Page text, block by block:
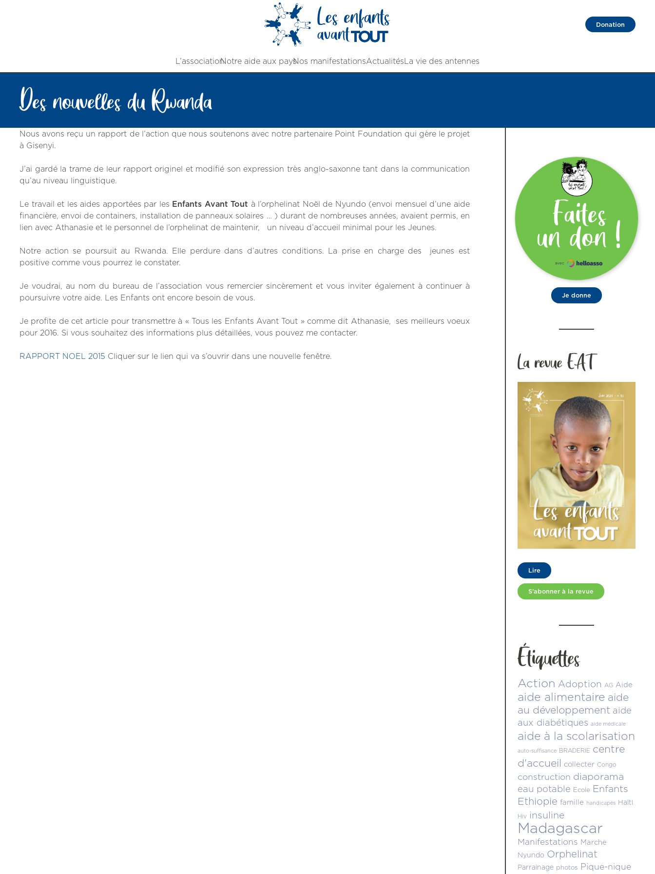
Donation
L’associationNotre aide aux paysNos manifestationsActualitésLa vie des antennes
Des nouvelles du Rwanda
Nous avons reçu un rapport de l’action que nous soutenons avec notre partenaire Point Foundation qui gère le projet
à Gisenyi.
J’ai gardé la trame de leur rapport originel et modifié son expression très anglo-saxonne tant dans la communication
qu’au niveau linguistique.
Le travail et les aides apportées par les Enfants Avant Tout à l’orphelinat Noël de Nyundo (envoi mensuel d’une aide
financière, envoi de containers, installation de panneaux solaires … ) durant de nombreuses années, avaient permis, en
lien avec Athanasie et le personnel de l’orphelinat de maintenir, un niveau d’accueil minimal pour les Jeunes.
Notre action se poursuit au Rwanda. Elle perdure dans d’autres conditions. La prise en charge des jeunes est
positive comme vous pourrez le constater.
Je voudrai, au nom du bureau de l’association vous remercier sincèrement et vous inviter également à continuer à
poursuivre votre aide. Les Enfants ont encore besoin de vous.
Je profite de cet article pour transmettre à « Tous les Enfants Avant Tout » comme dit Athanasie, ses meilleurs voeux
pour 2016. Si vous souhaitez des informations plus détaillées, vous pouvez me contacter.
RAPPORT NOEL 2015 Cliquer sur le lien qui va s’ouvrir dans une nouvelle fenêtre.
Je donne
La revue EAT
Lire
S’abonner à la revue
Étiquettes
Action Adoption AG Aide
aide alimentaire aide
au développement aide
aux diabétiques aide médicale
aide à la scolarisation
auto-suffisance BRADERIE centre
d'accueil collecter Congo
construction diaporama
eau potable Ecole Enfants
Ethiopie famille handicapés Haïti
Hiv insuline
Madagascar
Manifestations Marche
Nyundo Orphelinat
Parrainage photos Pique-nique